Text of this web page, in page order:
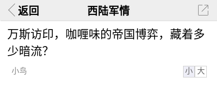
返回 西陆军情
万斯访印，咖喱味的帝国博弈，藏着多
少暗流？
小鸟 小 大